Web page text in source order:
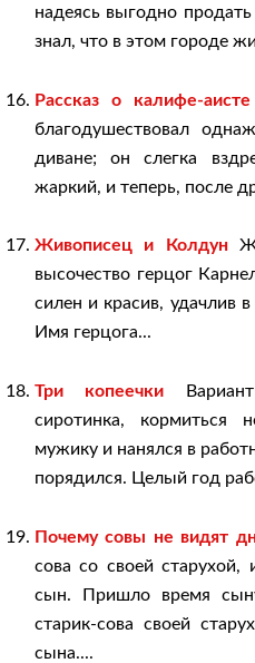
надеясь выгодно
знал, что в этом городе
Рассказ о калифе-аисте
благодушествовал
диване; он слегка
жаркий, и теперь, после
Живописец и Колдун
высочество герцог
силен и красив, удачлив
Имя герцога...
Три копеечки
сиротинка, кормиться
мужику и нанялся в
порядился. Целый год
Почему совы не видят
сова со своей
сын. Пришло время
старик-сова своей
сына....